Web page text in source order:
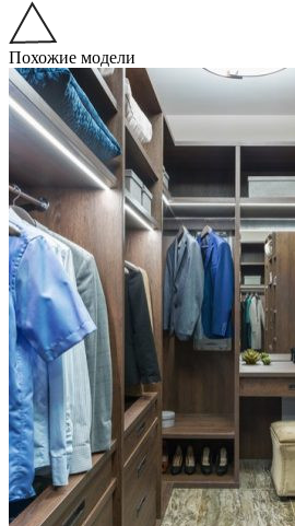
Похожие модели